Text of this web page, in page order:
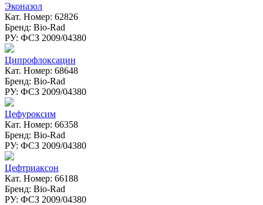
Эконазол
Кат. Номер: 62826
Бренд: Bio-Rad
РУ: ФСЗ 2009/04380
Ципрофлоксацин
Кат. Номер: 68648
Бренд: Bio-Rad
РУ: ФСЗ 2009/04380
Цефуроксим
Кат. Номер: 66358
Бренд: Bio-Rad
РУ: ФСЗ 2009/04380
Цефтриаксон
Кат. Номер: 66188
Бренд: Bio-Rad
РУ: ФСЗ 2009/04380